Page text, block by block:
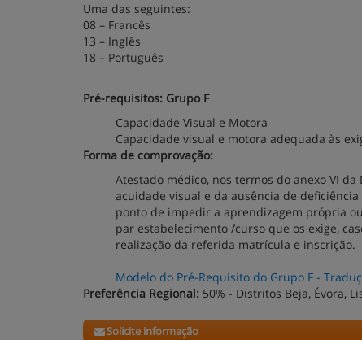
Uma das seguintes:
08 – Francês
13 – Inglês
18 – Português
Pré-requisitos: Grupo F
Capacidade Visual e Motora
Capacidade visual e motora adequada às
Forma de comprovação:
Atestado médico, nos termos do anexo VI da
acuidade visual e da ausência de
ponto de impedir a aprendizagem própria
par estabelecimento /curso que os exige,
realização da referida matrícula e inscrição.
Modelo do Pré-Requisito do Grupo F -
Preferência Regional: 50% - Distritos Beja, Évora,
Solicite informação